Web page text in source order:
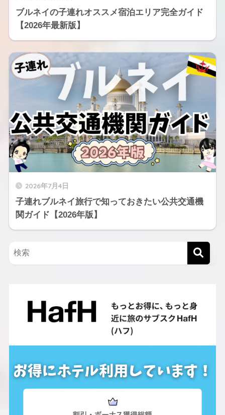
ブルネイの子連れオススメ宿泊エリア完全ガイド
【2026年最新版】
2026年7月4日
子連れブルネイ旅行で知っておきたい公共交通機
関ガイド【2026年版】